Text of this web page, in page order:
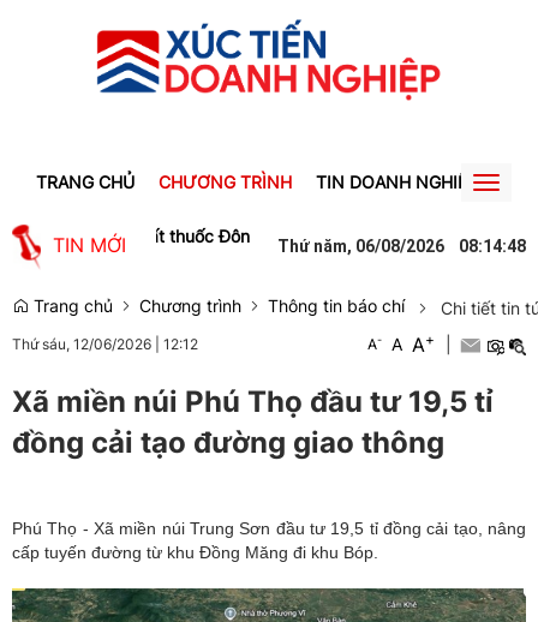
TRANG CHỦ CHƯƠNG TRÌNH TIN DOANH NGHIỆP Toggle
TIN MỚI
tượng sản xuất thuốc Đông y giả Cảnh báo lừa đảo đổi tiền qua
Thứ năm, 06/08/2026 08:14:49
Trang chủ Chương trình Thông tin báo chí Chi tiết tin
Thứ sáu, 12/06/2026 12:12 A- A A+
Xã miền núi Phú Thọ đầu tư 19,5 tỉ
đồng cải tạo đường giao thông
Phú Thọ - Xã miền núi Trung Sơn đầu tư 19,5 tỉ đồng cải tạo, nâng
cấp tuyến đường từ khu Đồng Măng đi khu Bóp.